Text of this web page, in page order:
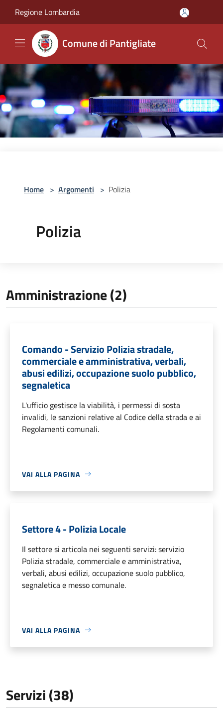
Regione Lombardia
Comune di Pantigliate
Home > Argomenti > Polizia
Polizia
Amministrazione (2)
Comando - Servizio Polizia stradale,
commerciale e amministrativa, verbali,
abusi edilizi, occupazione suolo pubblico,
segnaletica
L'ufficio gestisce la viabilità, i permessi di sosta
invalidi, le sanzioni relative al Codice della strada e ai
Regolamenti comunali.
VAI ALLA PAGINA
Settore 4 - Polizia Locale
Il settore si articola nei seguenti servizi: servizio
Polizia stradale, commerciale e amministrativa,
verbali, abusi edilizi, occupazione suolo pubblico,
segnaletica e messo comunale.
VAI ALLA PAGINA
Servizi (38)